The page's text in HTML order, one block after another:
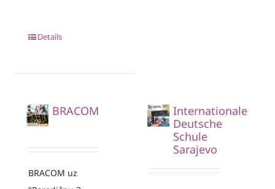
Details
BRACOM
BRACOM uz
Internationale
Deutsche
Schule
Sarajevo